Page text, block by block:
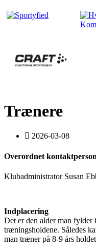
Trænere
2026-03-08
Overordnet
Klubadministrator Susan
Indplacering
Det er den alder man fylder
træningsholdene. Således
man træner på 8-9 års